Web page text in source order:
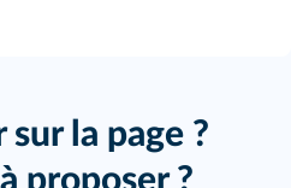
sur la page ?
proposer ?